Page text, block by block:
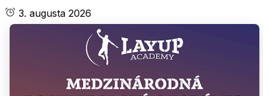
3. augusta 2026